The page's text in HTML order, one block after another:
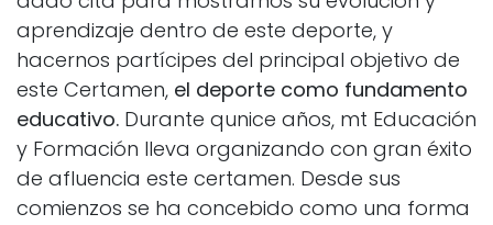
aprendizaje dentro de este deporte, y
hacernos partícipes del principal objetivo de
este Certamen, el deporte como fundamento
educativo. Durante qunice años, mt Educación
y Formación lleva organizando con gran éxito
de afluencia este certamen. Desde sus
comienzos se ha concebido como una forma